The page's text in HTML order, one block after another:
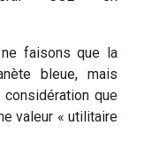
ne faisons que la
bleue, mais
considération que
valeur « utilitaire